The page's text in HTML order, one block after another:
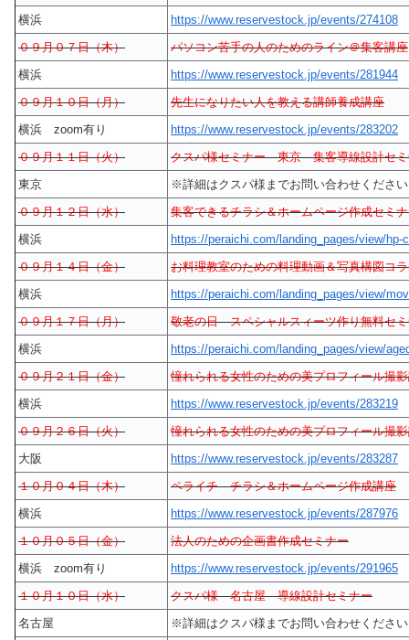
横浜
https://www.reservestock.jp/events/274108
０９月０７日（木）
パソコン苦手の人のためのライン＠集客講座
横浜
https://www.reservestock.jp/events/281944
０９月１０日（月）
先生になりたい人を教える講師養成講座
横浜 zoom有り
https://www.reservestock.jp/events/283202
０９月１１日（火）
クスパ様セミナー 東京 集客導線設計セミ
東京
※詳細はクスパ様までお問い合わせください
０９月１２日（水）
集客できるチラシ＆ホームページ作成セミ
横浜
https://peraichi.com/landing_pages/view/hp-
０９月１４日（金）
お料理教室のための料理動画＆写真構図コ
横浜
https://peraichi.com/landing_pages/view/
０９月１７日（月）
敬老の日 スペシャルスィーツ作り無料セ
横浜
https://peraichi.com/landing_pages/view/
０９月２１日（金）
憧れられる女性のための美プロフィール撮
横浜
https://www.reservestock.jp/events/283219
０９月２６日（火）
憧れられる女性のための美プロフィール撮
大阪
https://www.reservestock.jp/events/283287
１０月０４日（木）
ペライチ チラシ＆ホームページ作成講座
横浜
https://www.reservestock.jp/events/287976
１０月０５日（金）
法人のための企画書作成セミナー
横浜 zoom有り
https://www.reservestock.jp/events/291965
１０月１０日（水）
クスパ様 名古屋 導線設計セミナー
名古屋
※詳細はクスパ様までお問い合わせください